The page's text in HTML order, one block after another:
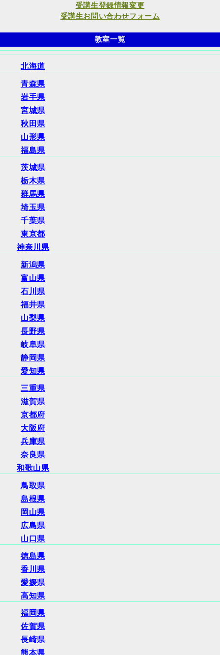
受講生登録情報変更
受講生お問い合わせフォーム
教室一覧
北海道
青森県
岩手県
宮城県
秋田県
山形県
福島県
茨城県
栃木県
群馬県
埼玉県
千葉県
東京都
神奈川県
新潟県
富山県
石川県
福井県
山梨県
長野県
岐阜県
静岡県
愛知県
三重県
滋賀県
京都府
大阪府
兵庫県
奈良県
和歌山県
鳥取県
島根県
岡山県
広島県
山口県
徳島県
香川県
愛媛県
高知県
福岡県
佐賀県
長崎県
熊本県